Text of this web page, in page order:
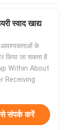
स्वाद खाद्य
आवश्यकताओं के
किया जा सकता है
Within About
Receiving
संपर्क करें